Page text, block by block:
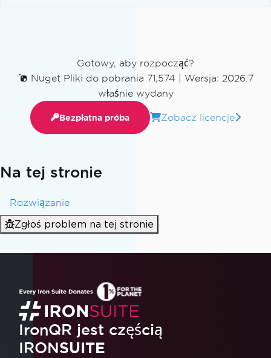
Gotowy, aby rozpocząć?
Nuget Pliki do pobrania 71,574
Wersja: 2026.7
właśnie wydany
Bezpłatna próba Zobacz licencje
Na tej stronie
Rozwiązanie
Zgłoś problem na tej stronie
IronQR jest częścią
IRONSUITE